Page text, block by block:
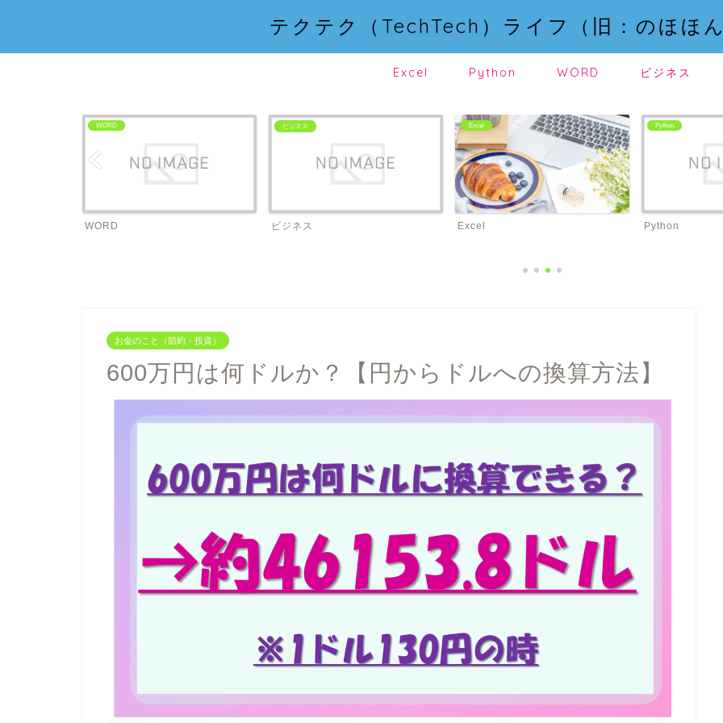
テクテク（TechTech）ライフ（旧：のほほん
Excel Python WORD ビジネス
WORD
WORD
ビジネス
ビジネス
Excel
Excel
Python
Python
お金のこと（節約・投資）
600万円は何ドルか？【円からドルへの換算方法】